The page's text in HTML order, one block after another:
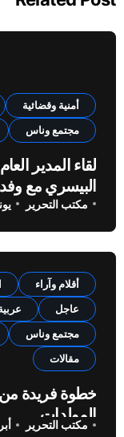
أمنية وقضائية
مجتمع وناس
لقاء المدير
البيسري مع
مكتب التحرير يونيو
أقلام وآراء
عاجل
مجتمع وناس
مقالات
خطوة فريدة
المولدات
مكتب التحرير